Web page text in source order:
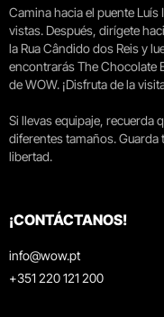
Camina hacia el puente
vistas. Después, dirígete
la Rua Cândido dos Reis y
encontrarás The Chocolate
de WOW. ¡Disfruta de la
Si llevas equipaje, recuerda
diferentes tamaños.
libertad.
¡CONTÁCTANOS!
info@wow.pt
+351 220 121 200